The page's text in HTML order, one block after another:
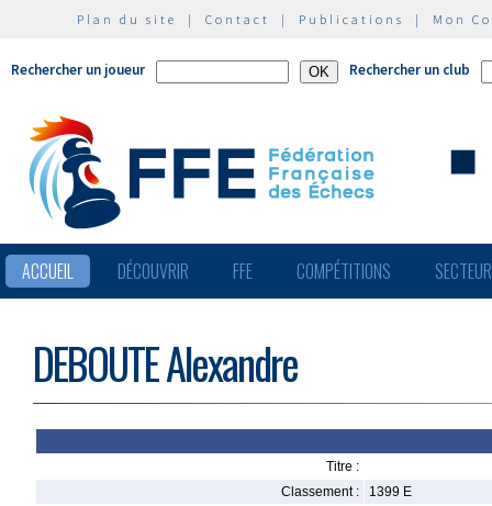
Plan du site | Contact | Publications | Mon
Rechercher un joueur Rechercher un club
ACCUEIL DÉCOUVRIR FFE COMPÉTITIONS
DEBOUTE Alexandre
Titre :
Classement :
1399 E